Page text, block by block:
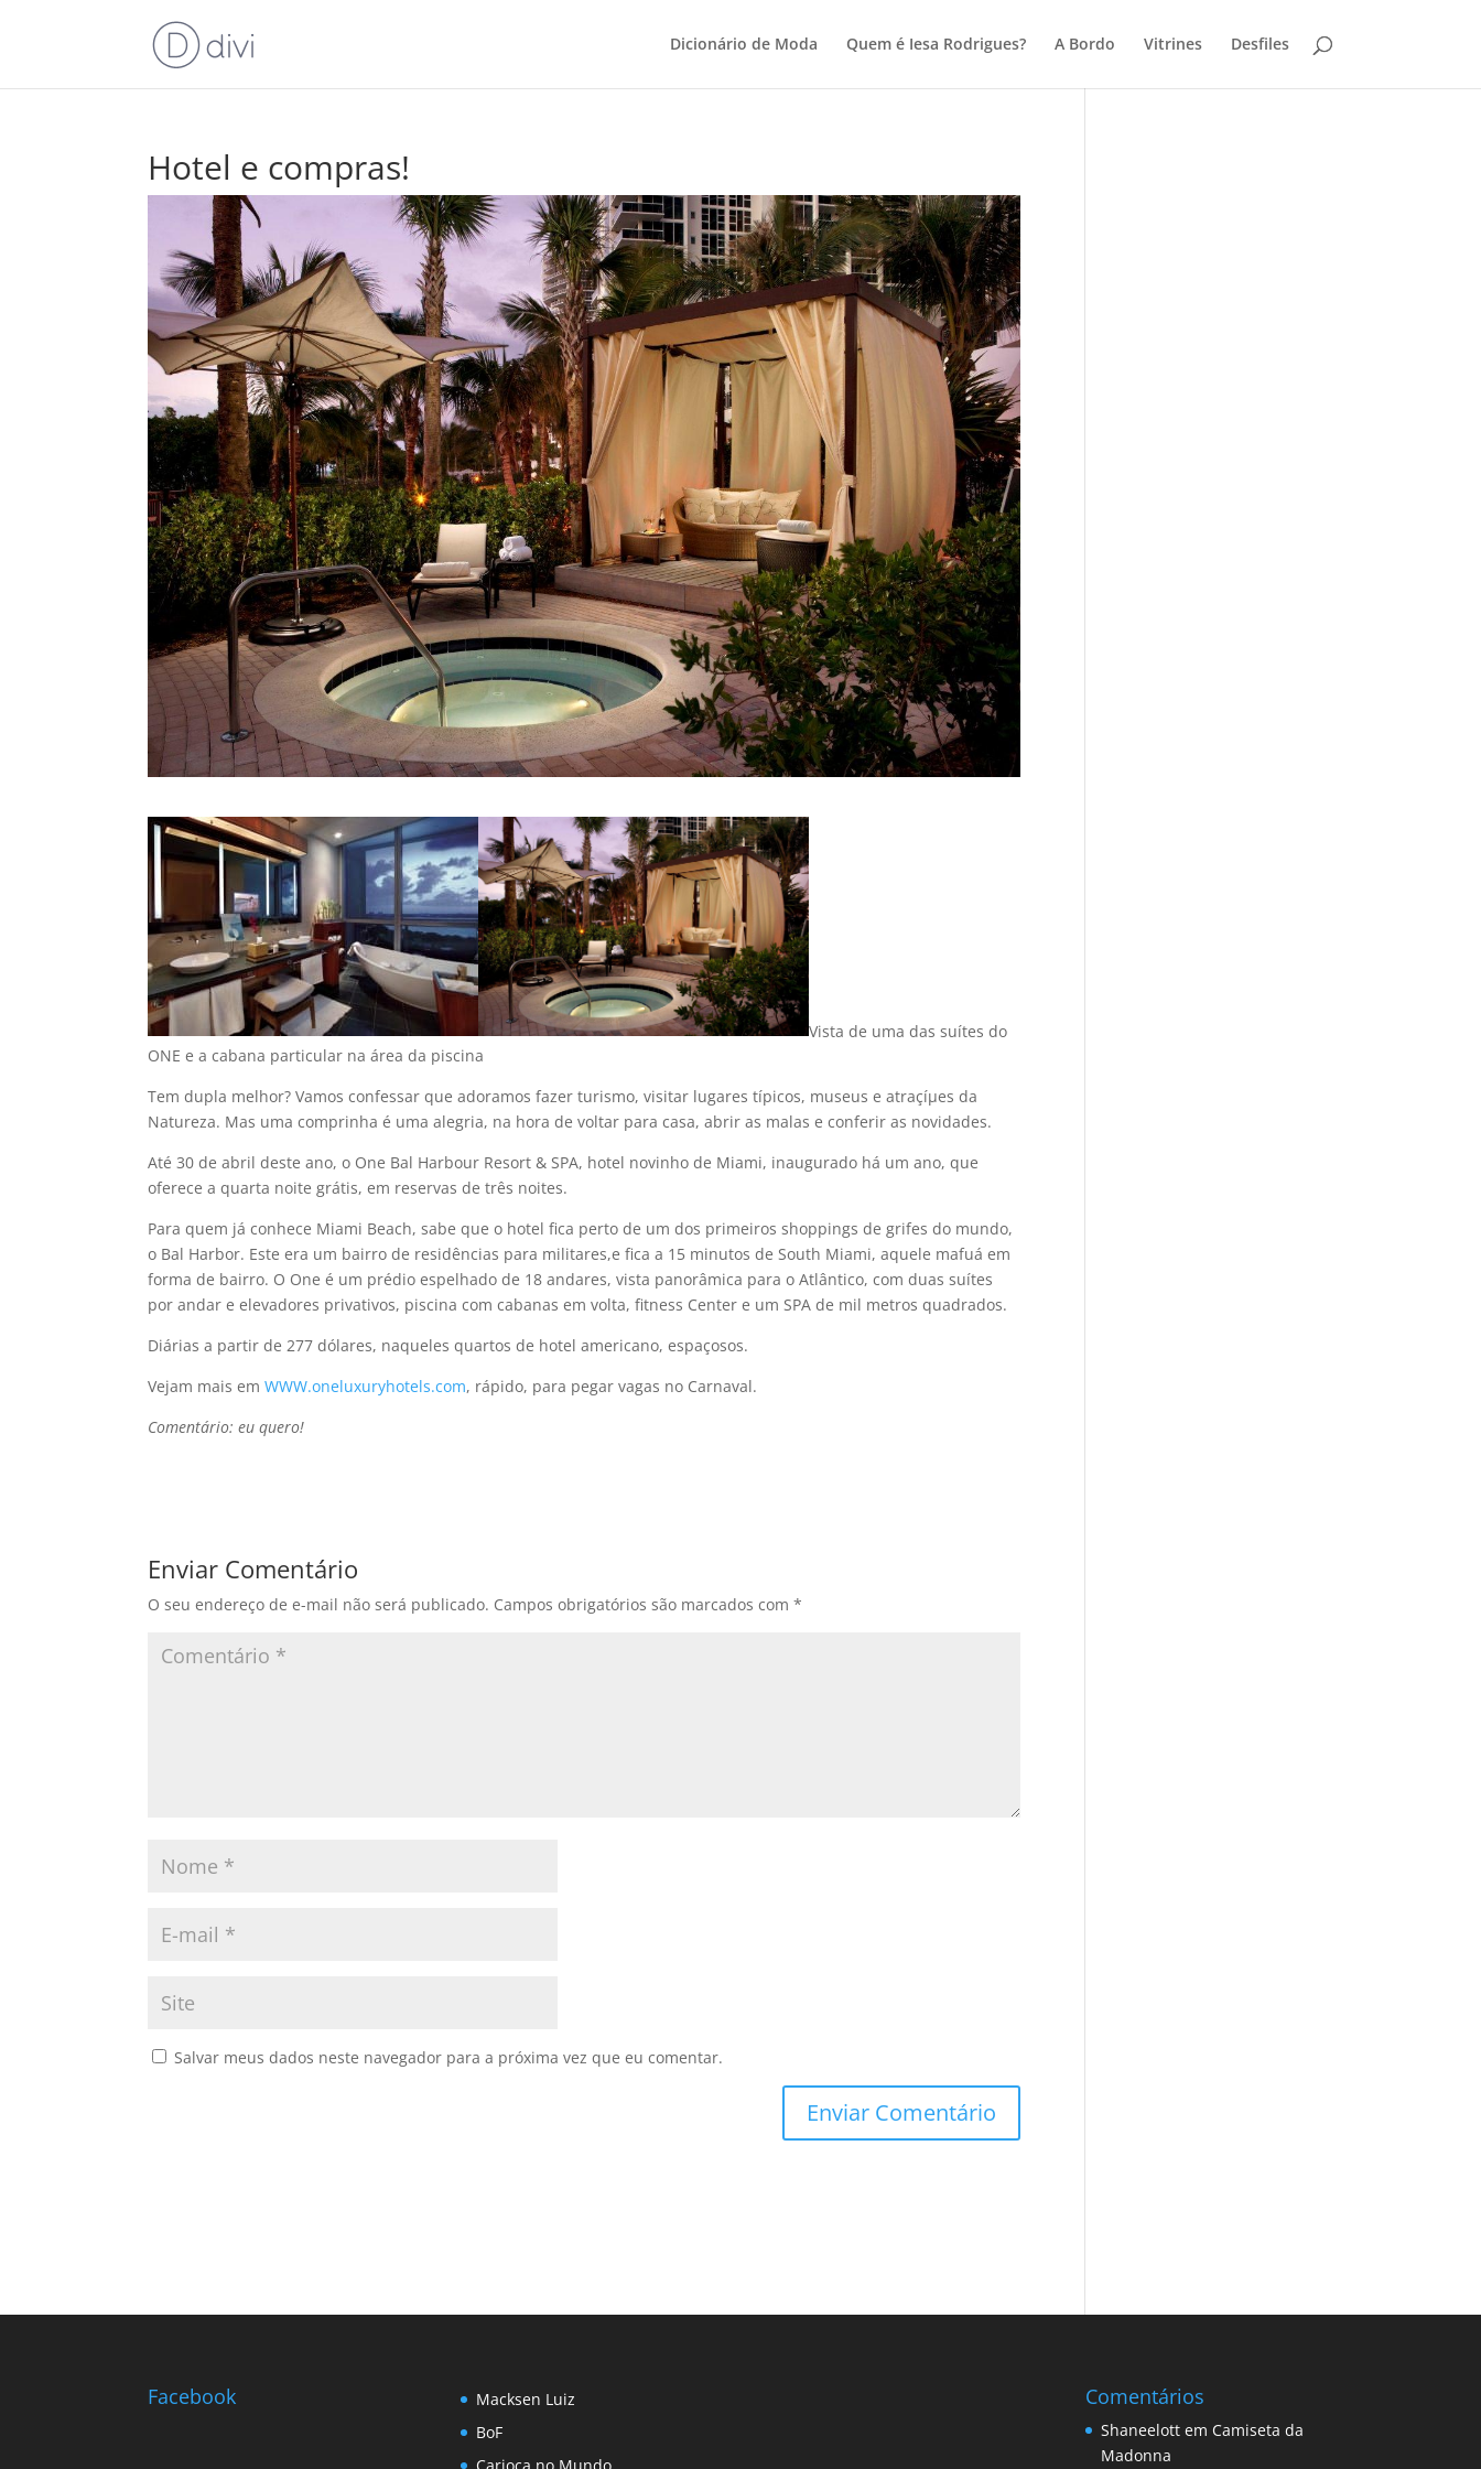
Dicionário de Moda Quem é Iesa Rodrigues? A Bordo Vitrines Desfiles
Hotel e compras!
Vista de uma das suí­tes do
ONE e a cabana particular na área da piscina
Tem dupla melhor? Vamos confessar que adoramos fazer turismo, visitar lugares tí­picos, museus e atraçíµes da
Natureza. Mas uma comprinha é uma alegria, na hora de voltar para casa, abrir as malas e conferir as novidades.
Até 30 de abril deste ano, o One Bal Harbour Resort & SPA, hotel novinho de Miami, inaugurado há um ano, que
oferece a quarta noite grátis, em reservas de três noites.
Para quem já conhece Miami Beach, sabe que o hotel fica perto de um dos primeiros shoppings de grifes do mundo,
o Bal Harbor. Este era um bairro de residências para militares,e fica a 15 minutos de South Miami, aquele mafuá em
forma de bairro. O One é um prédio espelhado de 18 andares, vista panorâmica para o Atlântico, com duas suí­tes
por andar e elevadores privativos, piscina com cabanas em volta, fitness Center e um SPA de mil metros quadrados.
Diárias a partir de 277 dólares, naqueles quartos de hotel americano, espaçosos.
Vejam mais emWWW.oneluxuryhotels.com, rápido, para pegar vagas no Carnaval.
Comentário: eu quero!
Enviar Comentário
O seu endereço de e-mail não será publicado. Campos obrigatórios são marcados com*
Salvar meus dados neste navegador para a próxima vez que eu comentar.
Facebook
Macksen Luiz
BoF
Comentários
Shaneelott em Camiseta da
Madonna